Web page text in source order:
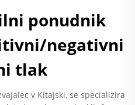
ponudnik
negativni
tlak
v Kitajski, se specializira